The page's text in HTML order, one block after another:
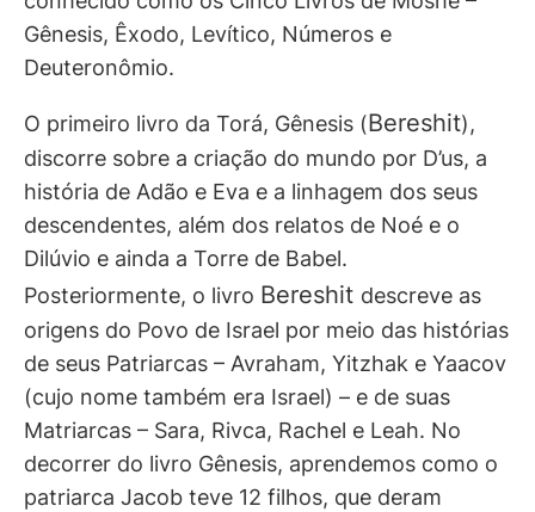
Gênesis, Êxodo, Levítico, Números e
Deuteronômio.
O primeiro livro da Torá, Gênesis (Bereshit),
discorre sobre a criação do mundo por D’us, a
história de Adão e Eva e a linhagem dos seus
descendentes, além dos relatos de Noé e o
Dilúvio e ainda a Torre de Babel.
Posteriormente, o livro Bereshit descreve as
origens do Povo de Israel por meio das histórias
de seus Patriarcas – Avraham, Yitzhak e Yaacov
(cujo nome também era Israel) – e de suas
Matriarcas – Sara, Rivca, Rachel e Leah. No
decorrer do livro Gênesis, aprendemos como o
patriarca Jacob teve 12 filhos, que deram